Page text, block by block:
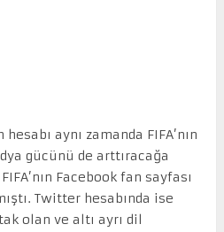
aynı zamanda FIFA’nın
gücünü de arttıracağa
Facebook fan sayfası
Twitter hesabında ise
olan ve altı ayrı dil